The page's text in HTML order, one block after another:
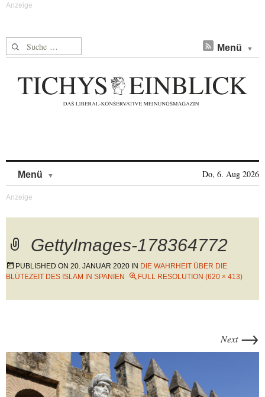
Suche nach: Menü
Menü Do, 6. Aug 2026
GettyImages-178364772
PUBLISHED ON 20. JANUAR 2020 IN DIE WAHRHEIT ÜBER DIE
BLÜTEZEIT DES ISLAM IN SPANIEN
FULL RESOLUTION (620 × 413)
Next →